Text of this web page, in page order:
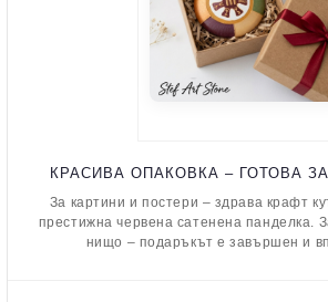
КРАСИВА ОПАКОВКА – ГОТОВА
За картини и постери – здрава крафт
престижна червена сатенена панделка.
нищо – подаръкът е завършен и